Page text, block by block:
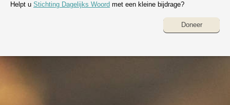
Helpt u Stichting Dagelijks Woord met een kleine bijdrage?
Doneer